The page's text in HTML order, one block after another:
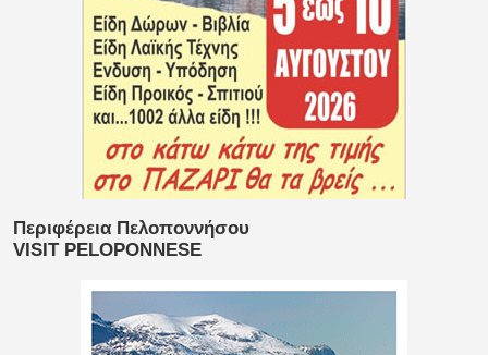
Περιφέρεια Πελοποννήσου
VISIT PELOPONNESE